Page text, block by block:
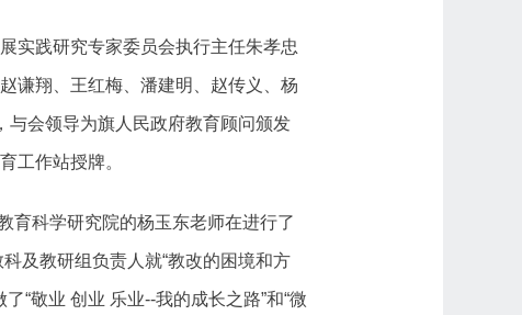
实践研究专家委员会执行主任朱孝忠
谦翔、王红梅、潘建明、赵传义、杨
与会领导为旗人民政府教育顾问颁发
工作站授牌。
育科学研究院的杨玉东老师在进行了
及教研组负责人就“教改的困境和方
“敬业 创业 乐业--我的成长之路”和“微